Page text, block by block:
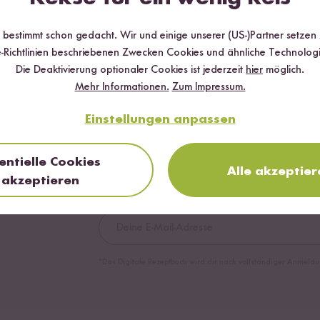
Bio Kokosblütenzucker
ab 4,99 €41,58 € / kg
Bio
ab 8,49 €
Digitales
✔️ 25 leckere Rezepte aus unseren bunten
✔️ Von Sushi über Curry bis hin zu Desserts
✔️ Inklusive Tipps & Tricks für die Zubereitung
bestimmt schon gedacht. Wir und einige unserer (US-)Partner
Richtlinien beschriebenen Zwecken Cookies und ähnliche
Die Deaktivierung optionaler Cookies ist jederzeit hier möglich.
Mehr Informationen. Zum Impressum.
Einstellungen anpassen
Cookies
akzeptieren
Alle